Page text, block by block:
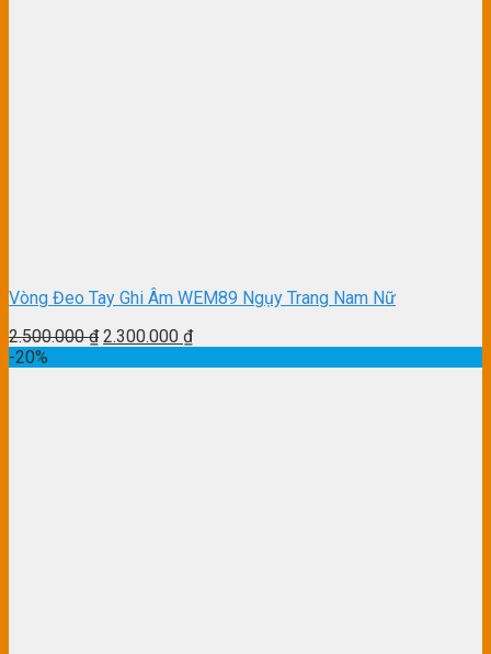
Vòng Đeo Tay Ghi Âm WEM89 Ngụy Trang Nam Nữ
2.500.000₫ 2.300.000 ₫
-20%